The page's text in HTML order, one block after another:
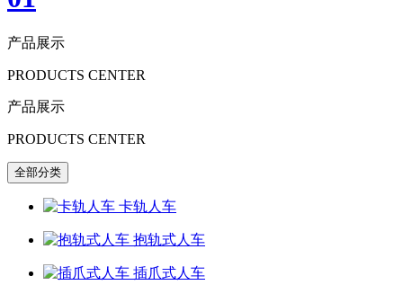
产品展示
PRODUCTS CENTER
产品展示
PRODUCTS CENTER
全部分类
卡轨人车
抱轨式人车
插爪式人车